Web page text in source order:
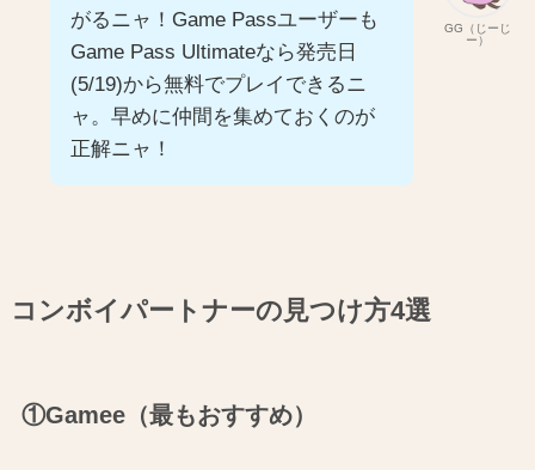
GG（じーじ
ー）
がるニャ！Game Passユーザーも
Game Pass Ultimateなら発売日
(5/19)から無料でプレイできるニ
ャ。早めに仲間を集めておくのが
正解ニャ！
コンボイパートナーの見つけ方4選
①Gamee（最もおすすめ）